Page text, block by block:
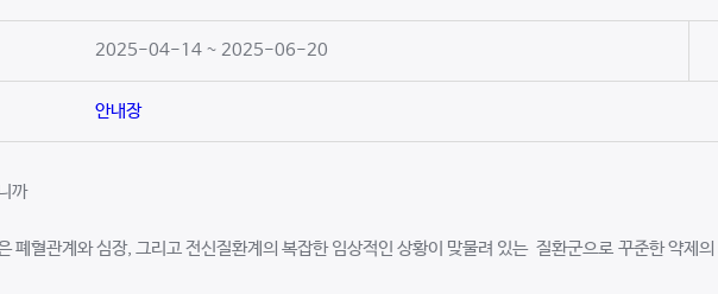
2025-04-14 ~ 2025-06-20
안내장
까
폐혈관계와 심장, 그리고 전신질환계의 복잡한 임상적인 상황이 맞물려 있는 질환군으로 꾸준한 약제